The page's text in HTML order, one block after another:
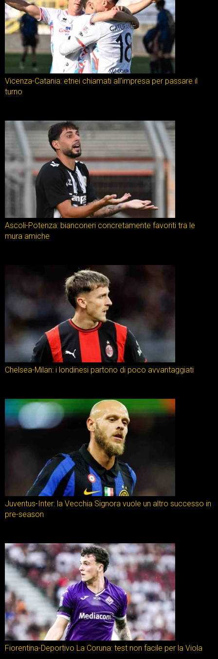
Vicenza-Catania: etnei chiamati all’impresa per passare il
turno
Ascoli-Potenza: bianconeri concretamente favoriti tra le
mura amiche
Chelsea-Milan: i londinesi partono di poco avvantaggiati
Juventus-Inter: la Vecchia Signora vuole un altro successo in
pre-season
Fiorentina-Deportivo La Coruna: test non facile per la Viola